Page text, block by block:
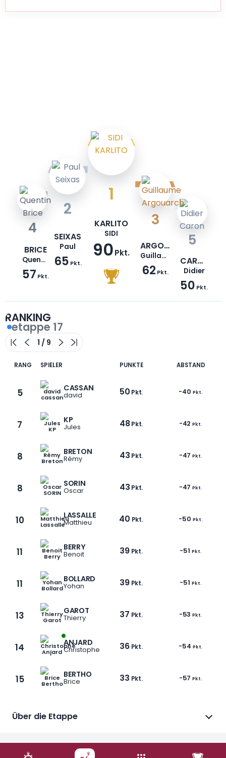
1
KARLITO
SIDI
90Pkt.
2
SEIXAS
Paul
65 Pkt.
3
ARGOUARCH
Guillaume
62 Pkt.
4
BRICE
Quentin
57 Pkt.
5
CARON
Didier
50 Pkt.
RANKING
etappe 17
1 / 9
RANG SPIELER PUNKTE ABSTAND
5 CASSAN
david 50 Pkt. -40 Pkt.
7 KP
Jules 48 Pkt. -42 Pkt.
8 BRETON
Rémy 43 Pkt. -47 Pkt.
8 SORIN
Oscar 43 Pkt. -47 Pkt.
10 LASSALLE
Matthieu 40 Pkt. -50 Pkt.
11 BERRY
Benoit 39 Pkt. -51 Pkt.
11 BOLLARD
Yohan 39 Pkt. -51 Pkt.
13 GAROT
Thierry 37 Pkt. -53 Pkt.
14 ANJARD
Christophe 36 Pkt. -54 Pkt.
15 BERTHO
Brice 33 Pkt. -57 Pkt.
Über die Etappe